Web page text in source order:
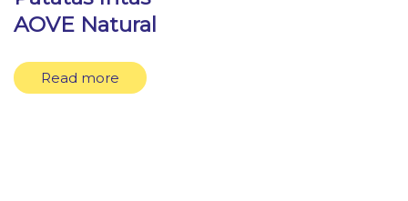
AOVE Natural
Read more